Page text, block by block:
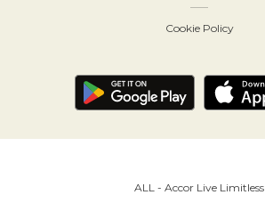
Cookie Policy
ALL - Accor Live Limitless